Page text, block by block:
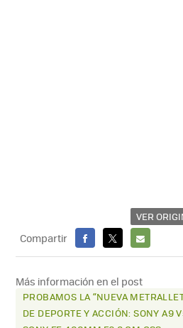
VER
Compartir
FACEBOOK
X
E-
MAIL
Más información en el post
PROBAMOS LA “NUEVA
DE DEPORTE Y ACCIÓN: SONY A9